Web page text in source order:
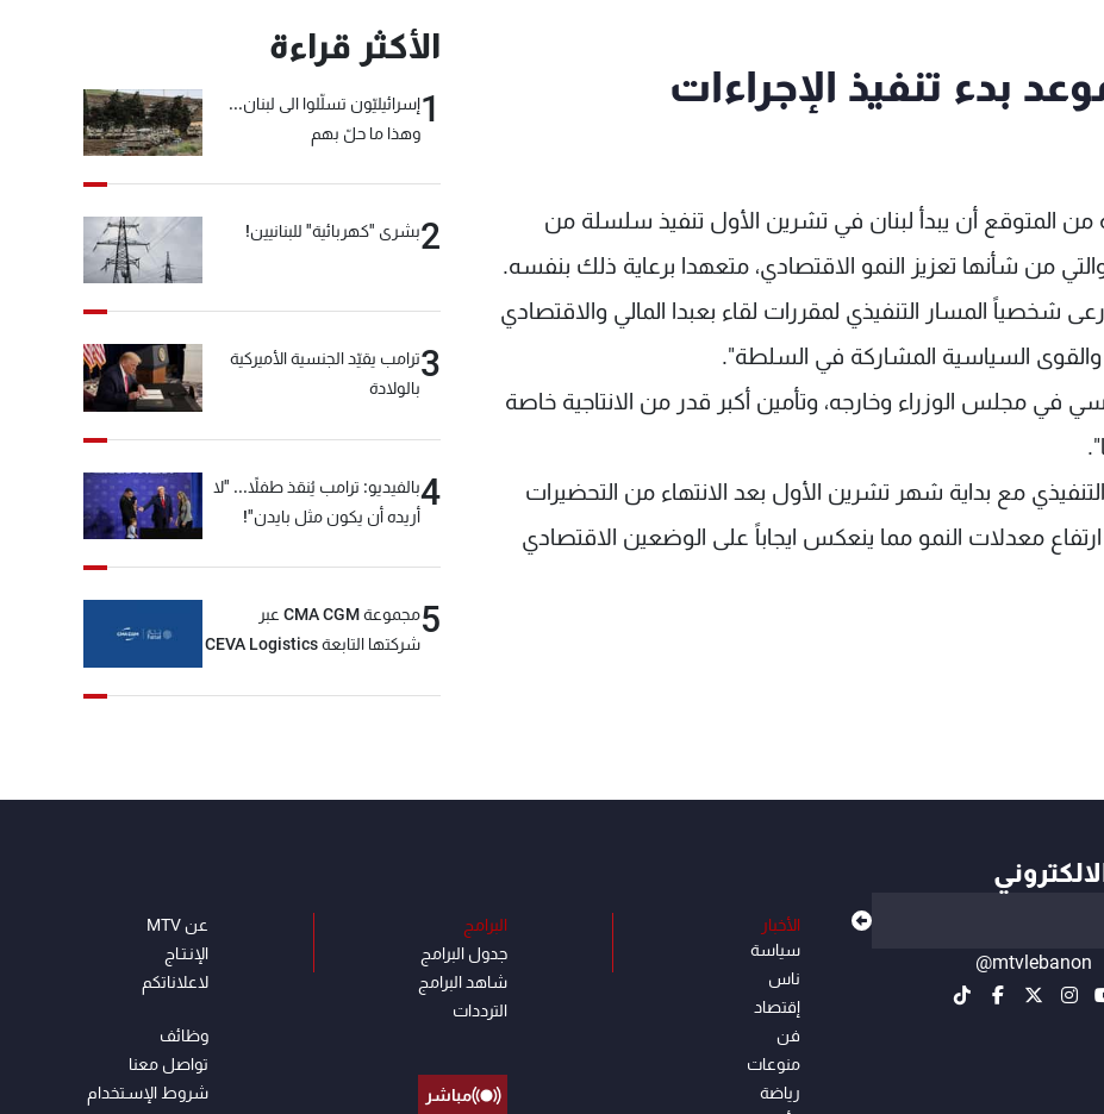
بدء تنفيذ الإجراءات
المتوقع أن يبدأ لبنان في تشرين الأول تنفيذ سلسلة من
والتي من شأنها تعزيز النمو الاقتصادي، متعهدا برعاية ذلك بنفسه.
المسار التنفيذي لمقررات لقاء بعبدا المالي والاقتصادي
والقوى السياسية المشاركة في السلطة".
مجلس الوزراء وخارجه، وتأمين أكبر قدر من الانتاجية خاصة
مع بداية شهر تشرين الأول بعد الانتهاء من التحضيرات
معدلات النمو مما ينعكس ايجاباً على الوضعين الاقتصادي
الأكثر قراءة
1إسرائيليّون تسلّلوا الى لبنان...
وهذا ما حلّ بهم
2بشرى "كهربائية" للبنانيين!
3ترامب يقيّد الجنسية الأميركية
بالولادة
4بالفيديو: ترامب يُنقذ طفلاً... "لا
أريده أن يكون مثل بايدن"!
5
مجموعة CMA CGM عبر
شركتها التابعة CEVA Logistics
@mtvlebanon
الأخبار
سياسة
ناس
إقتصاد
فن
منوعات
رياضة
البرامج
جدول البرامج
شاهد البرامج
الترددات
مباشر
عن MTV
الإنـتـاج
لاعلاناتكم
وظائف
تواصل معنا
شروط الإسـتخدام